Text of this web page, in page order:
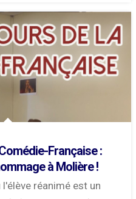
Française :
à Molière !
réanimé est un